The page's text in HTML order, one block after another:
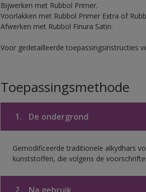
Bijwerken met Rubbol Primer.
Voorlakken met Rubbol Primer Extra of
Afwerken met Rubbol Finura Satin.
Voor gedetailleerde toepassingsinstructies
Toepassingsmethode
1. De ondergrond
Gemodificeerde traditionele alkydhars
kunststoffen, die volgens de